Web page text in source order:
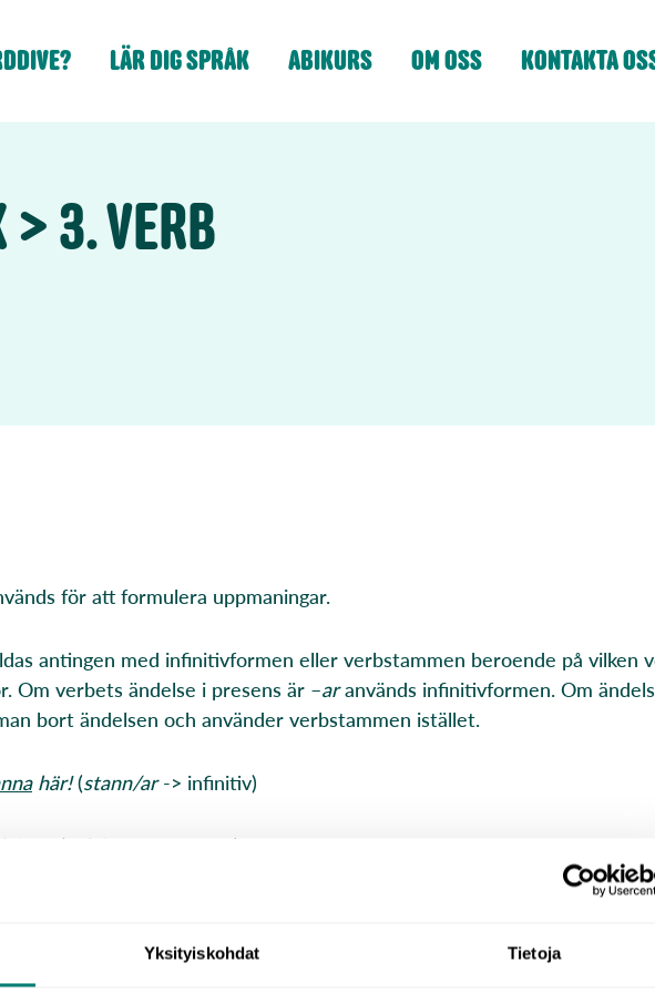
Yksityiskohdat Tietoja
LÄR DIG SPRÅK ABIKURS OM OSS KONTAKTA
3. VERB
för att formulera uppmaningar.
antingen med infinitivformen eller verbstammen beroende på vilken
Om verbets ändelse i presens är –aranvänds infinitivformen. Om
bort ändelsen och använder verbstammen istället.
här!(stann/ar-> infinitiv)
( rök/er -> verbstam)
-> verbstam)